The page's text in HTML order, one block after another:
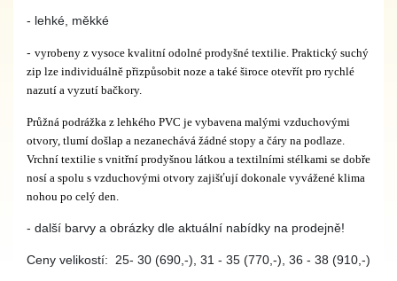
- lehké, měkké
- vyrobeny z vysoce kvalitní odolné prodyšné textilie. Praktický suchý
zip lze individuálně přizpůsobit noze a také široce otevřít pro rychlé
nazutí a vyzutí bačkory.
Průžná podrážka z lehkého PVC je vybavena malými vzduchovými
otvory, tlumí došlap a nezanechává žádné stopy a čáry na podlaze.
Vrchní textilie s vnitřní prodyšnou látkou a textilními stélkami se dobře
nosí a spolu s vzduchovými otvory zajišťují dokonale vyvážené klima
nohou po celý den.
- další barvy a obrázky dle aktuální nabídky na prodejně!
Ceny velikostí: 25- 30 (690,-), 31 - 35 (770,-), 36 - 38 (910,-)